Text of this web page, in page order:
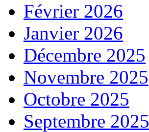
Février 2026
Janvier 2026
Décembre 2025
Novembre 2025
Octobre 2025
Septembre 2025